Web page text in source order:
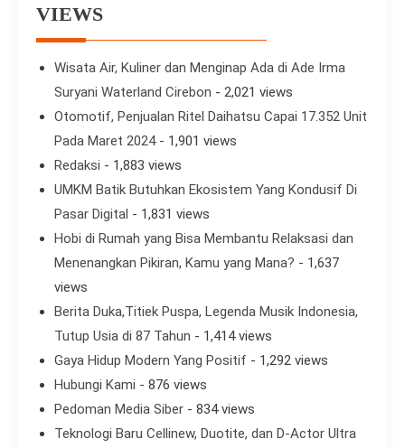
VIEWS
Wisata Air, Kuliner dan Menginap Ada di Ade Irma
Suryani Waterland Cirebon - 2,021 views
Otomotif, Penjualan Ritel Daihatsu Capai 17.352 Unit
Pada Maret 2024- 1,901 views
Redaksi - 1,883 views
UMKM Batik Butuhkan Ekosistem Yang Kondusif Di
Pasar Digital - 1,831 views
Hobi di Rumah yang Bisa Membantu Relaksasi dan
Menenangkan Pikiran, Kamu yang Mana? - 1,637
views
Berita Duka,Titiek Puspa, Legenda Musik Indonesia,
Tutup Usia di 87 Tahun - 1,414 views
Gaya Hidup Modern Yang Positif - 1,292 views
Hubungi Kami - 876 views
Pedoman Media Siber - 834 views
Teknologi Baru Cellinew, Duotite, dan D-Actor Ultra